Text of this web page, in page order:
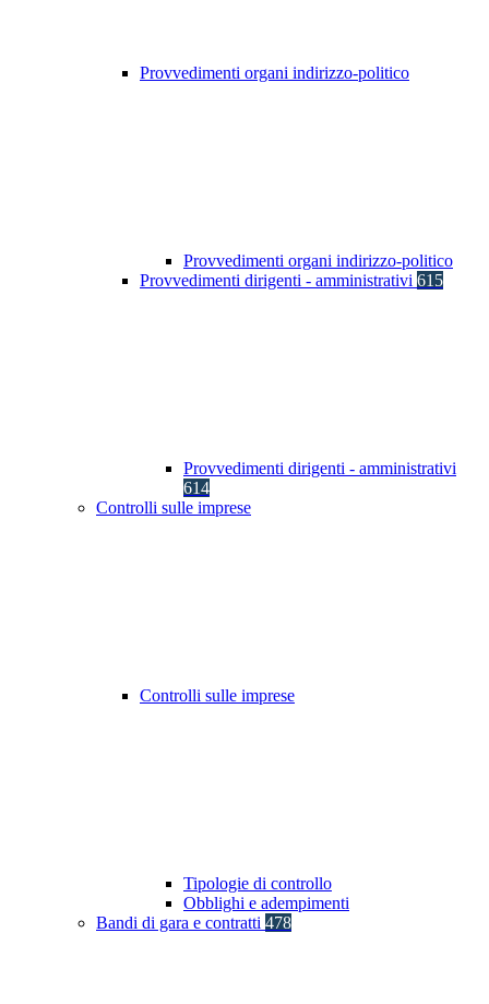
Provvedimenti organi indirizzo-politico
Provvedimenti organi indirizzo-politico
Provvedimenti dirigenti - amministrativi 615
Provvedimenti dirigenti - amministrativi
614
Controlli sulle imprese
Controlli sulle imprese
Tipologie di controllo
Obblighi e adempimenti
Bandi di gara e contratti 478